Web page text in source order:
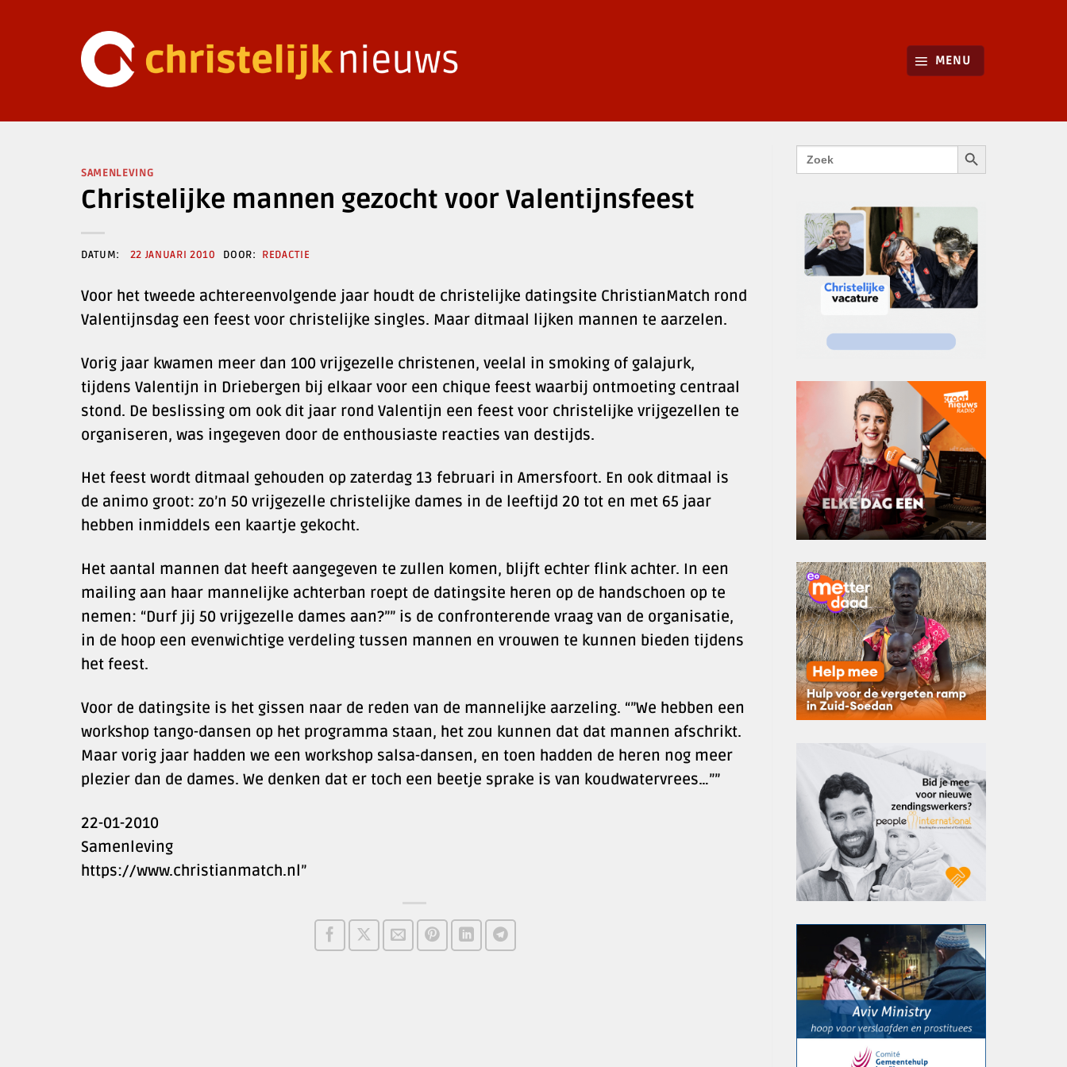
MENU
SAMENLEVING
Christelijke mannen gezocht voor Valentijnsfeest
22 JANUARI 2010 REDACTIE
Voor het tweede achtereenvolgende jaar houdt de christelijke datingsite ChristianMatch rond
Valentijnsdag een feest voor christelijke singles. Maar ditmaal lijken mannen te aarzelen.
Vorig jaar kwamen meer dan 100 vrijgezelle christenen, veelal in smoking of galajurk,
tijdens Valentijn in Driebergen bij elkaar voor een chique feest waarbij ontmoeting centraal
stond. De beslissing om ook dit jaar rond Valentijn een feest voor christelijke vrijgezellen te
organiseren, was ingegeven door de enthousiaste reacties van destijds.
Het feest wordt ditmaal gehouden op zaterdag 13 februari in Amersfoort. En ook ditmaal is
de animo groot: zo’n 50 vrijgezelle christelijke dames in de leeftijd 20 tot en met 65 jaar
hebben inmiddels een kaartje gekocht.
Het aantal mannen dat heeft aangegeven te zullen komen, blijft echter flink achter. In een
mailing aan haar mannelijke achterban roept de datingsite heren op de handschoen op te
nemen: “Durf jij 50 vrijgezelle dames aan?”” is de confronterende vraag van de organisatie,
in de hoop een evenwichtige verdeling tussen mannen en vrouwen te kunnen bieden tijdens
het feest.
Voor de datingsite is het gissen naar de reden van de mannelijke aarzeling. “”We hebben een
workshop tango-dansen op het programma staan, het zou kunnen dat dat mannen afschrikt.
Maar vorig jaar hadden we een workshop salsa-dansen, en toen hadden de heren nog meer
plezier dan de dames. We denken dat er toch een beetje sprake is van koudwatervrees…””
22-01-2010
Samenleving
https://www.christianmatch.nl”
Zoek
naar:
ZOEKKNOP